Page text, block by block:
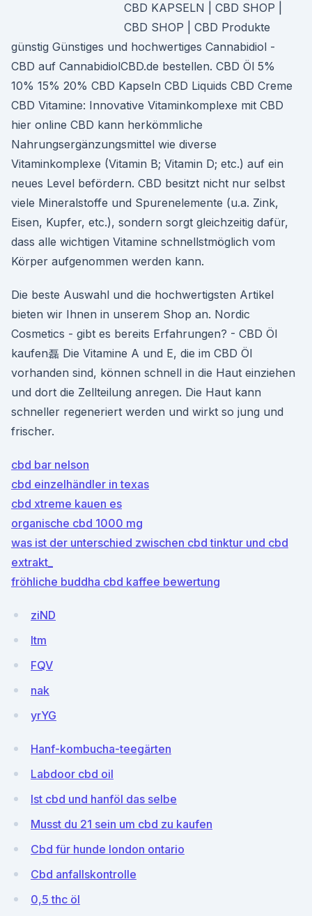
CBD KAPSELN | CBD SHOP |
CBD SHOP | CBD Produkte
günstig Günstiges und hochwertiges Cannabidiol -
CBD auf CannabidiolCBD.de bestellen. CBD Öl 5%
10% 15% 20% CBD Kapseln CBD Liquids CBD Creme
CBD Vitamine: Innovative Vitaminkomplexe mit CBD
hier online CBD kann herkömmliche
Nahrungsergänzungsmittel wie diverse
Vitaminkomplexe (Vitamin B; Vitamin D; etc.) auf ein
neues Level befördern. CBD besitzt nicht nur selbst
viele Mineralstoffe und Spurenelemente (u.a. Zink,
Eisen, Kupfer, etc.), sondern sorgt gleichzeitig dafür,
dass alle wichtigen Vitamine schnellstmöglich vom
Körper aufgenommen werden kann.
Die beste Auswahl und die hochwertigsten Artikel
bieten wir Ihnen in unserem Shop an. Nordic
Cosmetics - gibt es bereits Erfahrungen? - CBD Öl
kaufen磊 Die Vitamine A und E, die im CBD Öl
vorhanden sind, können schnell in die Haut einziehen
und dort die Zellteilung anregen. Die Haut kann
schneller regeneriert werden und wirkt so jung und
frischer.
cbd bar nelson
cbd einzelhändler in texas
cbd xtreme kauen es
organische cbd 1000 mg
was ist der unterschied zwischen cbd tinktur und cbd
extrakt_
fröhliche buddha cbd kaffee bewertung
ziND
ltm
FQV
nak
yrYG
Hanf-kombucha-teegärten
Labdoor cbd oil
Ist cbd und hanföl das selbe
Musst du 21 sein um cbd zu kaufen
Cbd für hunde london ontario
Cbd anfallskontrolle
0,5 thc öl